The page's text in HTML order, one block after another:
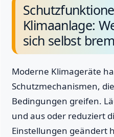
Klimaanlage:
sich selbst
Moderne Klimageräte
Schutzmechanismen,
Bedingungen greifen.
und aus oder reduziert
Einstellungen geändert